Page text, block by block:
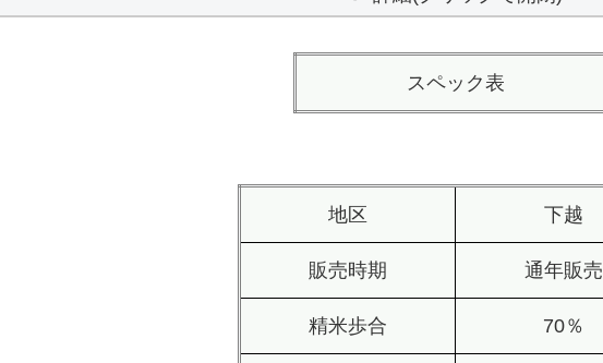
スペック表
地区 下越
販売時期 通年販売
精米歩合 70％